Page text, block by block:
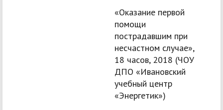
«Оказание первой
помощи
пострадавшим при
несчастном случае»,
18 часов, 2018 (ЧОУ
ДПО «Ивановский
учебный центр
«Энергетик»)